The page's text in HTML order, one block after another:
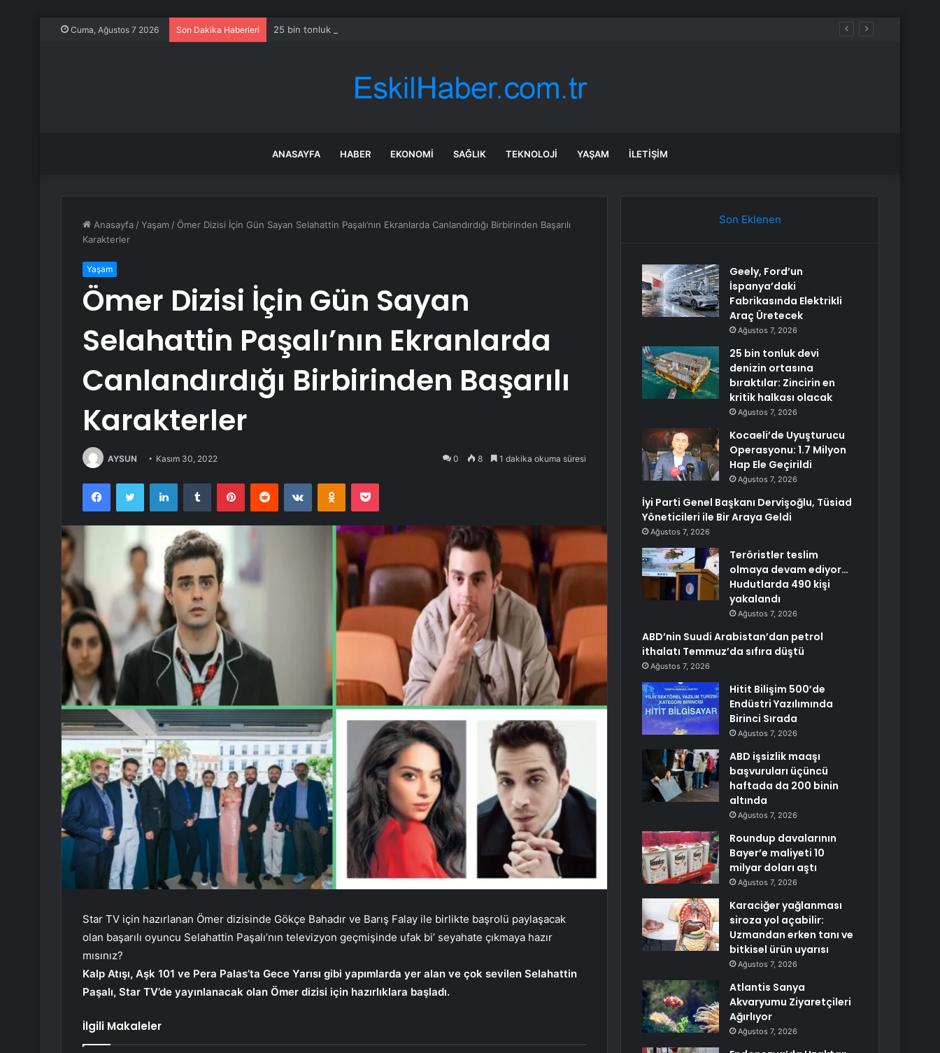
Cuma, Ağustos 7 2026 Son Dakika Haberleri 25 bin tonluk devi denizin ortasına bıraktılar: Zincirin en kritik halkası olacak
ANASAYFA HABER EKONOMI SAĞLIK TEKNOLOJI YAŞAM İLETIŞIM
Anasayfa /Yaşam / Ömer Dizisi İçin Gün Sayan Selahattin Paşalı’nın Ekranlarda Canlandırdığı Birbirinden Başarılı
Karakterler
Yaşam
Ömer Dizisi İçin Gün Sayan
Selahattin Paşalı’nın Ekranlarda
Canlandırdığı Birbirinden Başarılı
Karakterler
AYSUN Kasım 30, 2022 0 8 1 dakika okuma süresi
FacebookTwitter LinkedInTumblr PinterestReddit VKontakteOdnoklassniki
Pocket
Star TV için hazırlanan Ömer dizisinde Gökçe Bahadır ve Barış Falay ile birlikte başrolü paylaşacak
olan başarılı oyuncu Selahattin Paşalı’nın televizyon geçmişinde ufak bi’ seyahate çıkmaya hazır
mısınız?
Kalp Atışı, Aşk 101 ve Pera Palas’ta Gece Yarısı gibi yapımlarda yer alan ve çok sevilen Selahattin
Paşalı, Star TV’de yayınlanacak olan Ömer dizisi için hazırlıklara başladı.
İlgili Makaleler
Son Eklenen
Geely, Ford’un
İspanya’daki
Fabrikasında Elektrikli
Araç Üretecek
Ağustos 7, 2026
25 bin tonluk devi
denizin ortasına
bıraktılar: Zincirin en
kritik halkası olacak
Ağustos 7, 2026
Kocaeli’de Uyuşturucu
Operasyonu: 1.7 Milyon
Hap Ele Geçirildi
Ağustos 7, 2026
İyi Parti Genel Başkanı Dervişoğlu, Tüsiad
Yöneticileri ile Bir Araya Geldi
Ağustos 7, 2026
Teröristler teslim
olmaya devam ediyor…
Hudutlarda 490 kişi
yakalandı
Ağustos 7, 2026
ABD’nin Suudi Arabistan’dan petrol
ithalatı Temmuz’da sıfıra düştü
Ağustos 7, 2026
Hitit Bilişim 500’de
Endüstri Yazılımında
Birinci Sırada
Ağustos 7, 2026
ABD işsizlik maaşı
başvuruları üçüncü
haftada da 200 binin
altında
Ağustos 7, 2026
Roundup davalarının
Bayer’e maliyeti 10
milyar doları aştı
Ağustos 7, 2026
Karaciğer yağlanması
siroza yol açabilir:
Uzmandan erken tanı ve
bitkisel ürün uyarısı
Ağustos 7, 2026
Atlantis Sanya
Akvaryumu Ziyaretçileri
Ağırlıyor
Ağustos 7, 2026